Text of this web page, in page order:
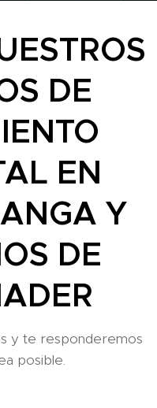
DE
EN
Y
DE
y te responderemos
posible.